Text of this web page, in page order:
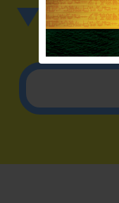
▼英語、